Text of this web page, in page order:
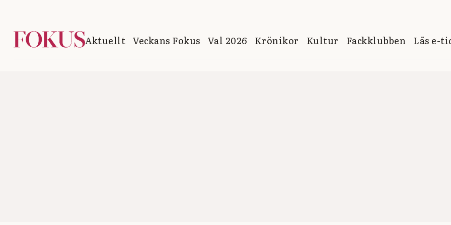
Aktuellt Veckans Fokus Val 2026 Krönikor Kultur Fackklubben Läs e-